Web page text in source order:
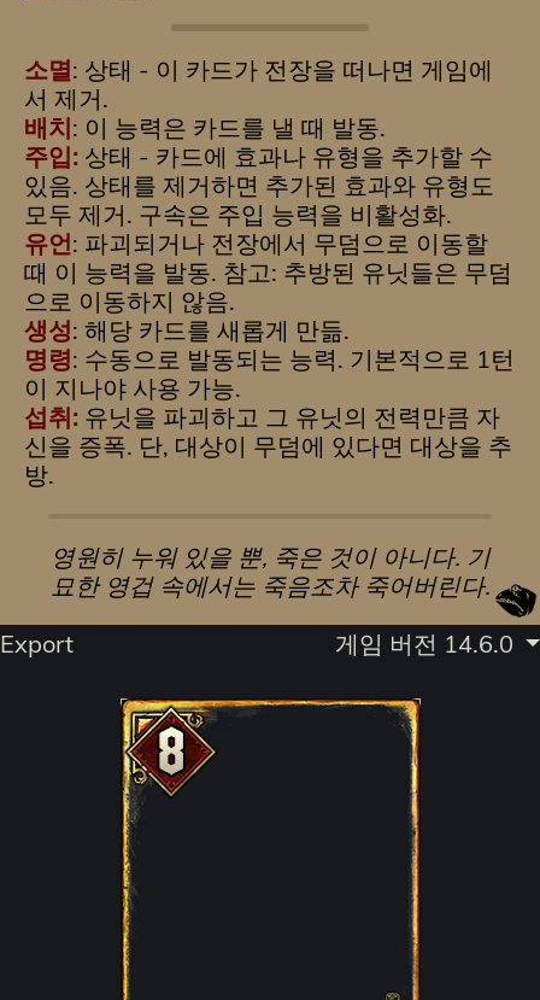
소멸: 상태 - 이 카드가 전장을 떠나면 게임에
서 제거.
배치: 이 능력은 카드를 낼 때 발동.
주입: 상태 - 카드에 효과나 유형을 추가할 수
있음. 상태를 제거하면 추가된 효과와 유형도
모두 제거. 구속은 주입 능력을 비활성화.
유언: 파괴되거나 전장에서 무덤으로 이동할
때 이 능력을 발동. 참고: 추방된 유닛들은 무덤
으로 이동하지 않음.
생성: 해당 카드를 새롭게 만듦.
명령: 수동으로 발동되는 능력. 기본적으로 1턴
이 지나야 사용 가능.
섭취: 유닛을 파괴하고 그 유닛의 전력만큼 자
신을 증폭. 단, 대상이 무덤에 있다면 대상을 추
방.
영원히 누워 있을 뿐, 죽은 것이 아니다. 기
묘한 영겁 속에서는 죽음조차 죽어버린다.
Export
게임 버전 14.6.0